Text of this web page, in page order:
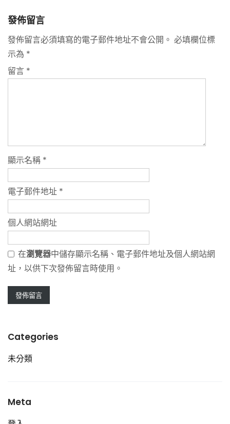
發佈留言
發佈留言必須填寫的電子郵件地址不會公開。 必填欄位標
示為 *
留言 *
顯示名稱 *
電子郵件地址 *
個人網站網址
在瀏覽器中儲存顯示名稱、電子郵件地址及個人網站網
址，以供下次發佈留言時使用。
Categories
未分類
Meta